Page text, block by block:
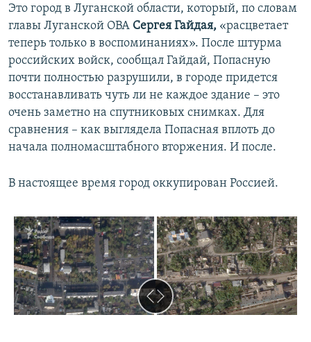
Это город в Луганской области, который, по словам
главы Луганской ОВА Сергея Гайдая, «расцветает
теперь только в воспоминаниях». После штурма
российских войск, сообщал Гайдай, Попасную
почти полностью разрушили, в городе придется
восстанавливать чуть ли не каждое здание – это
очень заметно на спутниковых снимках. Для
сравнения – как выглядела Попасная вплоть до
начала полномасштабного вторжения. И после.
В настоящее время город оккупирован Россией.